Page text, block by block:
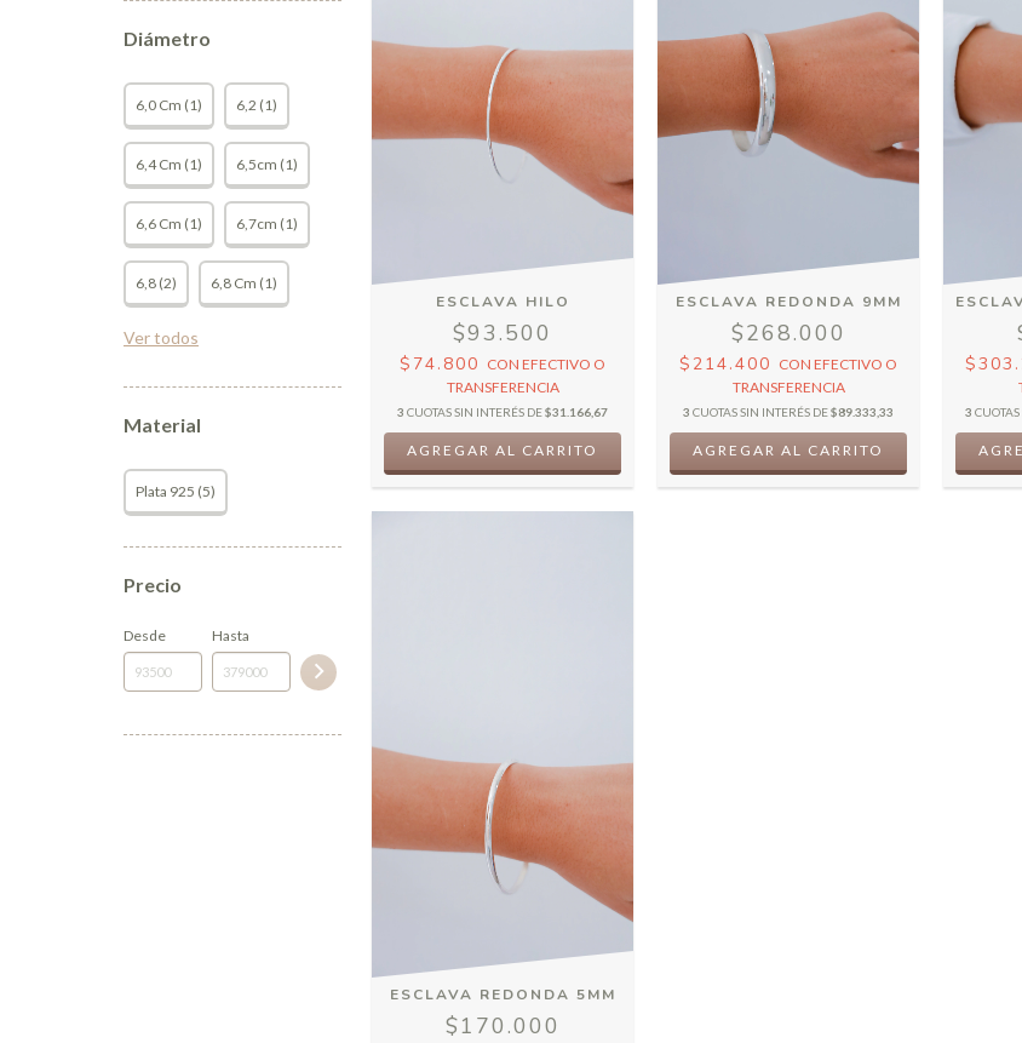
Diámetro
6,0 Cm (1) 6,2 (1)
6,4 Cm (1) 6,5cm (1)
6,6 Cm (1) 6,7cm (1)
6,8 (2) 6,8 Cm (1)
Ver todos
Material
Plata 925 (5)
Precio
Desde Hasta
ESCLAVA HILO
$93.500
$74.800 CON EFECTIVO O
TRANSFERENCIA
3 CUOTAS SIN INTERÉS DE$31.166,67
AGREGAR AL CARRITO
ESCLAVA REDONDA 9MM
$268.000
$214.400 CON EFECTIVO O
TRANSFERENCIA
3 CUOTAS SIN INTERÉS DE$89.333,33
AGREGAR AL CARRITO
3
ESCLAVA REDONDA 5MM
$170.000